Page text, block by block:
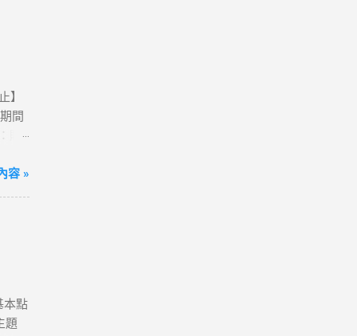
】
間
購
案；
💰
看
、
認
表
容 »
本點
題